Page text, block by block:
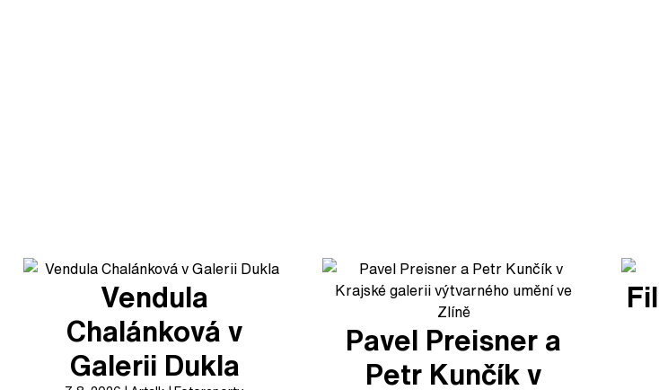
Vendula
Chalánková v
Galerii Dukla
Pavel Preisner a
Petr Kunčík v